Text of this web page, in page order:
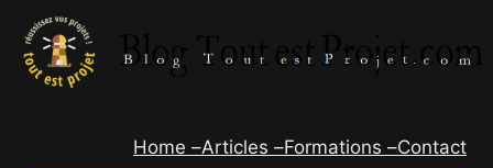
contenu
Home –Articles –Formations –Contact